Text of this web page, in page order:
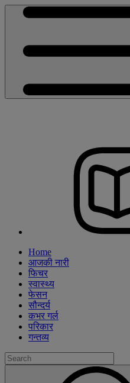
Home
आजकी नारी
फिचर
स्वास्थ्य
फेसन
सौन्दर्य
कभर गर्ल
परिकार
गन्तव्य